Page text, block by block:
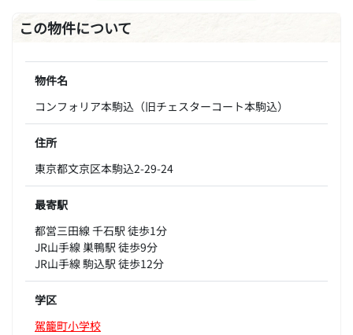
この物件について
物件名
コンフォリア本駒込（旧チェスターコート本駒込）
住所
東京都文京区本駒込2-29-24
最寄駅
都営三田線 千石駅 徒歩1分
JR山手線 巣鴨駅 徒歩9分
JR山手線 駒込駅 徒歩12分
学区
駕籠町小学校